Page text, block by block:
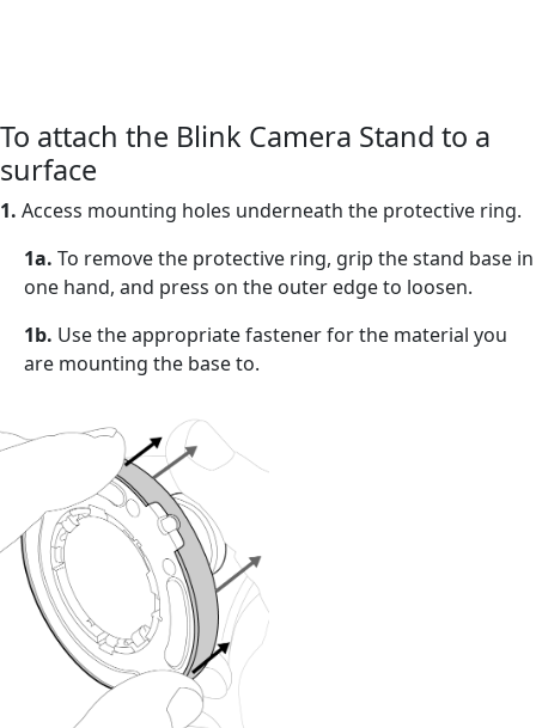
To attach the Blink Camera Stand to a
surface
1. Access mounting holes underneath the protective ring.
1a. To remove the protective ring, grip the stand base in
one hand, and press on the outer edge to loosen.
1b. Use the appropriate fastener for the material you
are mounting the base to.